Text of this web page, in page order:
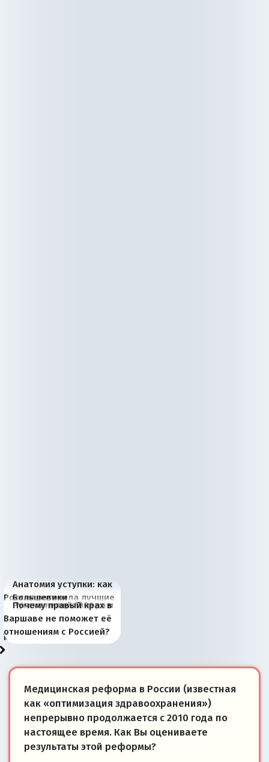
Анатомия уступки: как
Россия потеряла лучшие
рыбопромысловые
районы Баренцева
моря
Большевики
отличаются от «Яблока»
тем, что они -
победители
Киевская марионетка
Запада рассказала о
«переобувании» хозяев
В России назрели
перемены: 15 шагов к
суверенной экономике
Миграционный пожар
Европы
Россия начинает
сбрасывать балласт
Анкориджа
Россия зимой 1904
года: первые уступки во
внутренней политике
Русская нация вчера и
сегодня
Почему правый крах в
Варшаве не поможет её
отношениям с Россией?
Медицинская реформа в России (известная
как «оптимизация здравоохранения»)
непрерывно продолжается с 2010 года по
настоящее время. Как Вы оцениваете
результаты этой реформы?